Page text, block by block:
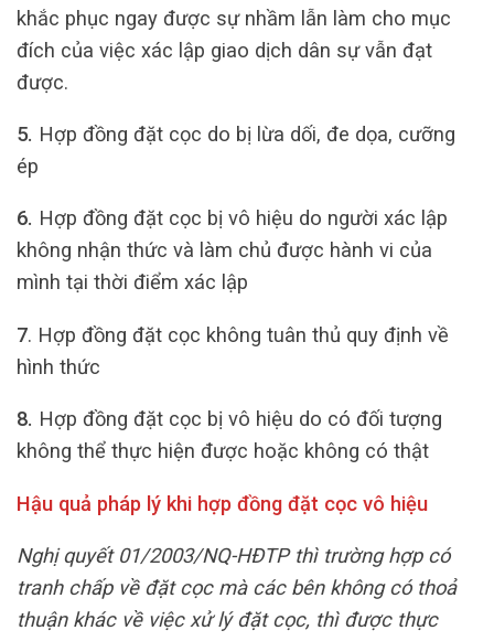
khắc phục ngay được sự nhầm lẫn làm cho mục
đích của việc xác lập giao dịch dân sự vẫn đạt
được.
5. Hợp đồng đặt cọc do bị lừa dối, đe dọa, cưỡng
ép
6. Hợp đồng đặt cọc bị vô hiệu do người xác lập
không nhận thức và làm chủ được hành vi của
mình tại thời điểm xác lập
7. Hợp đồng đặt cọc không tuân thủ quy định về
hình thức
8. Hợp đồng đặt cọc bị vô hiệu do có đối tượng
không thể thực hiện được hoặc không có thật
Hậu quả pháp lý khi hợp đồng đặt cọc vô hiệu
Nghị quyết 01/2003/NQ-HĐTP thì trường hợp có
tranh chấp về đặt cọc mà các bên không có thoả
thuận khác về việc xử lý đặt cọc, thì được thực